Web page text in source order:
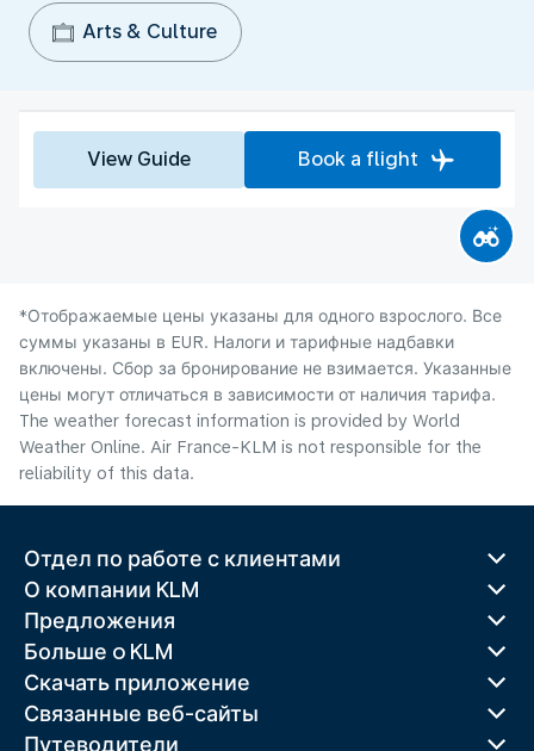
Arts & Culture
View Guide Book a flight
*Отображаемые цены указаны для одного взрослого. Все
суммы указаны в EUR. Налоги и тарифные надбавки
включены. Сбор за бронирование не взимается. Указанные
цены могут отличаться в зависимости от наличия тарифа.
The weather forecast information is provided by World
Weather Online. Air France-KLM is not responsible for the
reliability of this data.
Отдел по работе с клиентами
О компании KLM
Предложения
Больше o KLM
Скачать приложение
Связанные веб-сайты
Путеводители